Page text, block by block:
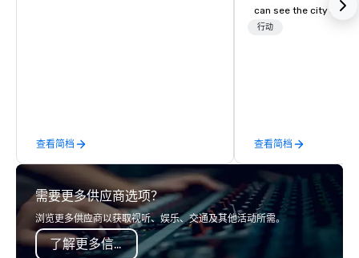
查看简档
can see the city in
possible. Our tours
行动
查看简档
需要更多供应商选项？
浏览更多供应商以获取视听、娱乐、交通及其他活动所需。
了解更多信息